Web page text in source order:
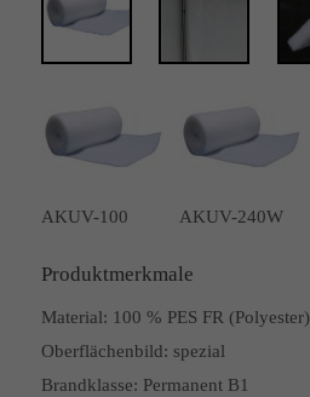
AKUV-100 AKUV-240W
Produktmerkmale
Material: 100 % PES FR (Polyester)
Oberflächenbild: spezial
Brandklasse: Permanent B1